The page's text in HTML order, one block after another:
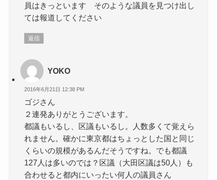
員はきっといます そのような議員を見つけ出し
ては報道してください
返信
YOKO
2016年6月21日 12:38 PM
ゴジさん
２連発ありがとうございます。
都議もいるし、区議もいるし。人数多くて覚えら
れません。確かに東京都はちょっとした国と同じ
くらいの規模があるんだそうですね。でも都議
127人は多いのでは？区議（大田区議は50人）も
合わせると都内にいったい何人の議員さん